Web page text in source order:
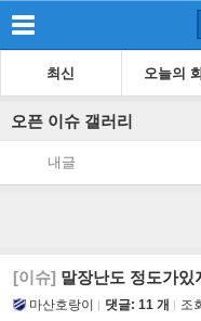
최신 오늘의
오픈 이슈 갤러리
내글
[이슈] 말장난도 정도가있
마산호랑이 댓글: 11 개 조